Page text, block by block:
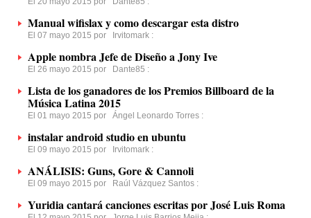
Manual wifislax y como descargar esta distro
El 07 mayo 2015 por Irvitomark :
Apple nombra Jefe de Diseño a Jony Ive
El 26 mayo 2015 por Dante85 :
Lista de los ganadores de los Premios Billboard de la
Música Latina 2015
El 01 mayo 2015 por Ángel Leonardo Torres :
instalar android studio en ubuntu
El 09 mayo 2015 por Irvitomark :
ANÁLISIS: Guns, Gore & Cannoli
El 09 mayo 2015 por Raúl Vázquez Santos :
Yuridia cantará canciones escritas por José Luis Roma